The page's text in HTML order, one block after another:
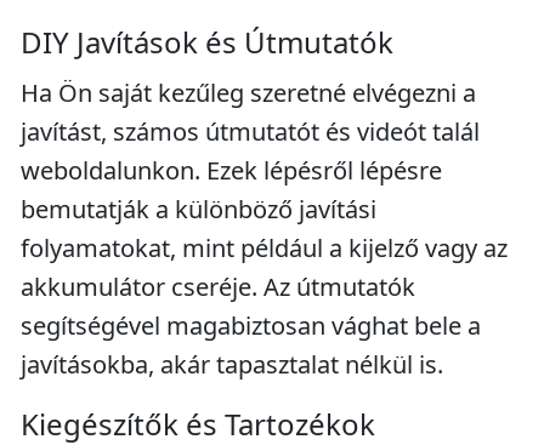
DIY Javítások és Útmutatók
Ha Ön saját kezűleg szeretné elvégezni a
javítást, számos útmutatót és videót talál
weboldalunkon. Ezek lépésről lépésre
bemutatják a különböző javítási
folyamatokat, mint például a kijelző vagy az
akkumulátor cseréje. Az útmutatók
segítségével magabiztosan vághat bele a
javításokba, akár tapasztalat nélkül is.
Kiegészítők és Tartozékok